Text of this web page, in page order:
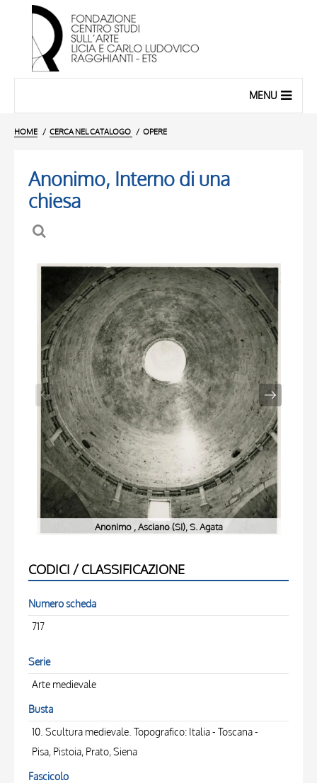
MENU
HOME CERCA NEL CATALOGO OPERE
Anonimo, Interno di una
chiesa
Anonimo , Asciano (SI), S. Agata
CODICI / CLASSIFICAZIONE
Numero scheda
717
Serie
Arte medievale
Busta
10. Scultura medievale. Topografico: Italia - Toscana -
Pisa, Pistoia, Prato, Siena
Fascicolo